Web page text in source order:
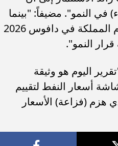
في النمو". مضيفاً: "بينما
تواجه الاقتصادات الكبرى عوائق تمنعها من النمو بكامل إمكاناتها، تقدم المملكة في دافوس 2026
النمو".
اليوم هو وثيقة
أسعار النفط لتقييم
هزم (فزاعة) الأسعار
الرئيس السيسي يستقبل وزير
الخارجية الإيراني عباس عراقجي